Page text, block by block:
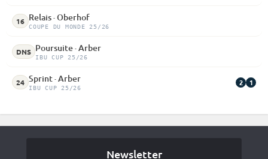
16 Relais · Oberhof
COUPE DU MONDE 25/26
DNS Poursuite · Arber
IBU CUP 25/26
24 Sprint · Arber
IBU CUP 25/26
2 1
Newsletter